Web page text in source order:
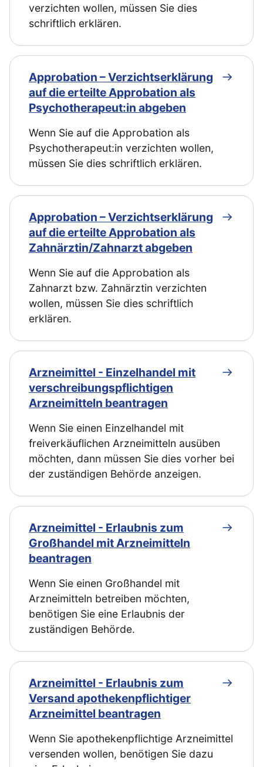
verzichten wollen, müssen Sie dies
schriftlich erklären.
Approbation – Verzichtserklärung
auf die erteilte Approbation als
Psychotherapeut:in abgeben
Wenn Sie auf die Approbation als
Psychotherapeut:in verzichten wollen,
müssen Sie dies schriftlich erklären.
Approbation – Verzichtserklärung
auf die erteilte Approbation als
Zahnärztin/Zahnarzt abgeben
Wenn Sie auf die Approbation als
Zahnarzt bzw. Zahnärztin verzichten
wollen, müssen Sie dies schriftlich
erklären.
Arzneimittel - Einzelhandel mit
verschreibungspflichtigen
Arzneimitteln beantragen
Wenn Sie einen Einzelhandel mit
freiverkäuflichen Arzneimitteln ausüben
möchten, dann müssen Sie dies vorher bei
der zuständigen Behörde anzeigen.
Arzneimittel - Erlaubnis zum
Großhandel mit Arzneimitteln
beantragen
Wenn Sie einen Großhandel mit
Arzneimitteln betreiben möchten,
benötigen Sie eine Erlaubnis der
zuständigen Behörde.
Arzneimittel - Erlaubnis zum
Versand apothekenpflichtiger
Arzneimittel beantragen
Wenn Sie apothekenpflichtige Arzneimittel
versenden wollen, benötigen Sie dazu